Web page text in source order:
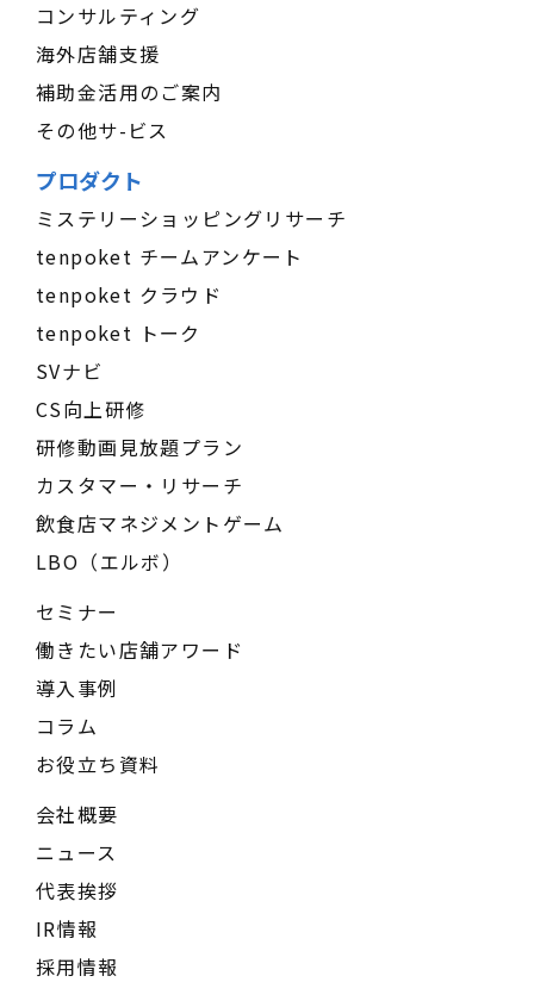
コンサルティング
海外店舗支援
補助金活用のご案内
その他サ-ビス
プロダクト
ミステリーショッピングリサーチ
tenpoket チームアンケート
tenpoket クラウド
tenpoket トーク
SVナビ
CS向上研修
研修動画見放題プラン
カスタマー・リサーチ
飲食店マネジメントゲーム
LBO（エルボ）
セミナー
働きたい店舗アワード
導入事例
コラム
お役立ち資料
会社概要
ニュース
代表挨拶
IR情報
採用情報